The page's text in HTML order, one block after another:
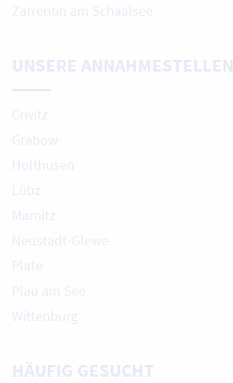
Zarrentin am Schaalsee
UNSERE ANNAHMESTELLEN
Crivitz
Grabow
Holthusen
Lübz
Marnitz
Neustadt-Glewe
Plate
Plau am See
Wittenburg
HÄUFIG GESUCHT